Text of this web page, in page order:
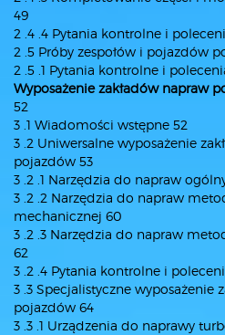
49
2 .4 .4 Pytania kontrolne i
2 .5 Próby zespołów i pojazdów
2 .5 .1 Pytania kontrolne i
Wyposażenie zakładów napraw
52
3 .1 Wiadomości wstępne 52
3 .2 Uniwersalne wyposażenie
pojazdów 53
3 .2 .1 Narzędzia do napraw
3 .2 .2 Narzędzia do napraw
mechanicznej 60
3 .2 .3 Narzędzia do napraw
62
3 .2 .4 Pytania kontrolne i
3 .3 Specjalistyczne wyposażenie
pojazdów 64
3 .3 .1 Urządzenia do naprawy